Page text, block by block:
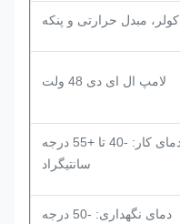
کولر، مبدل حرارتی و پنکه
لامپ ال ای دی 48 ولت
دمای کار: -40 تا +55 درجه
سانتیگراد
دمای نگهداری: -50 درجه